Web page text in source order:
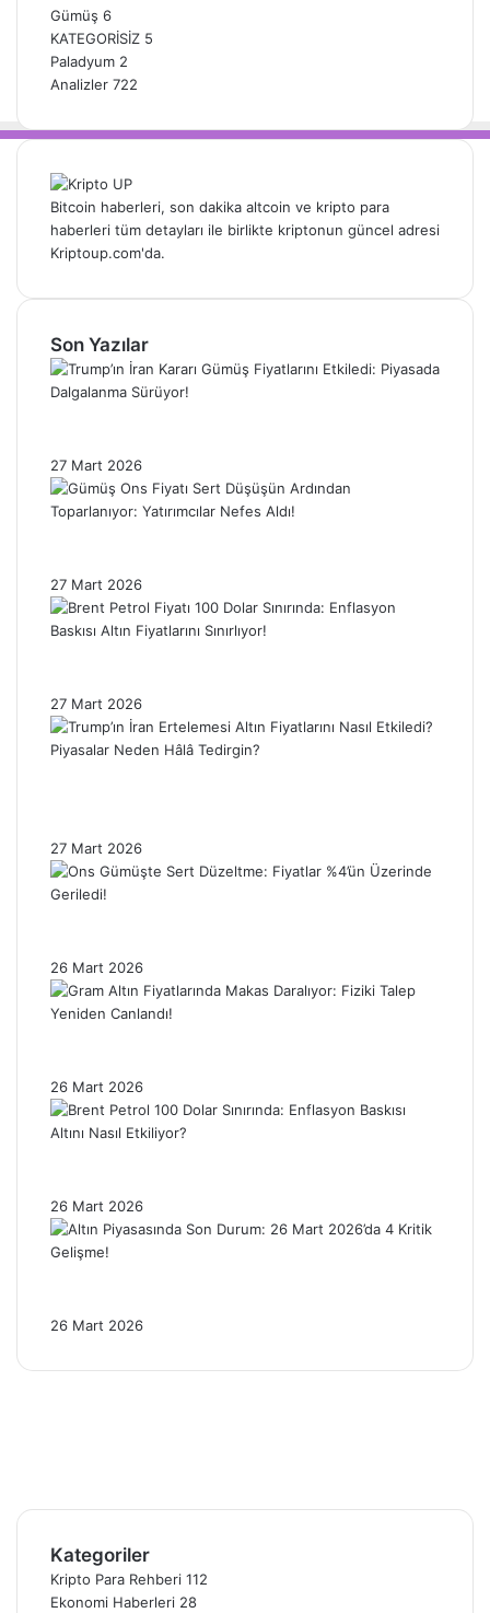
Gümüş 6
KATEGORİSİZ 5
Paladyum 2
Analizler 722
Bitcoin haberleri, son dakika altcoin ve kripto para
haberleri tüm detayları ile birlikte kriptonun güncel adresi
Kriptoup.com'da.
Son Yazılar
27 Mart 2026
27 Mart 2026
27 Mart 2026
27 Mart 2026
26 Mart 2026
26 Mart 2026
26 Mart 2026
26 Mart 2026
Kategoriler
Kripto Para Rehberi 112
Ekonomi Haberleri 28